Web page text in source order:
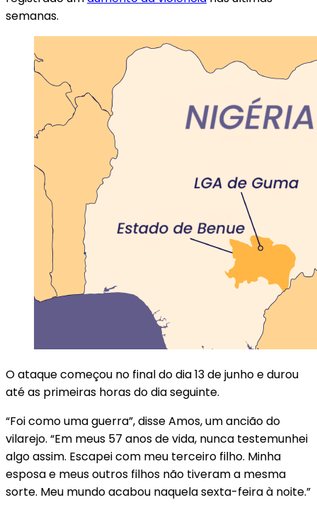
semanas.
O ataque começou no final do dia 13 de junho e durou
até as primeiras horas do dia seguinte.
“Foi como uma guerra”, disse Amos, um ancião do
vilarejo. “Em meus 57 anos de vida, nunca testemunhei
algo assim. Escapei com meu terceiro filho. Minha
esposa e meus outros filhos não tiveram a mesma
sorte. Meu mundo acabou naquela sexta-feira à noite.”